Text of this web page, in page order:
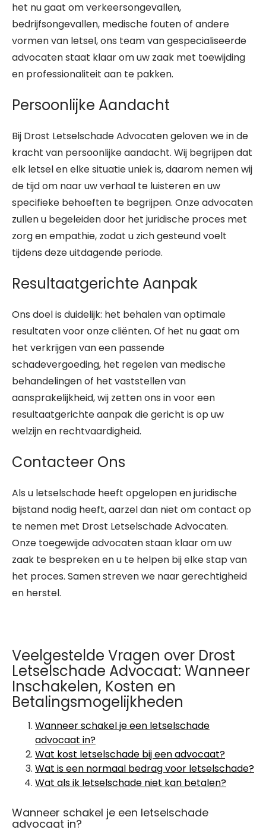
het nu gaat om verkeersongevallen,
bedrijfsongevallen, medische fouten of andere
vormen van letsel, ons team van gespecialiseerde
advocaten staat klaar om uw zaak met toewijding
en professionaliteit aan te pakken.
Persoonlijke Aandacht
Bij Drost Letselschade Advocaten geloven we in de
kracht van persoonlijke aandacht. Wij begrijpen dat
elk letsel en elke situatie uniek is, daarom nemen wij
de tijd om naar uw verhaal te luisteren en uw
specifieke behoeften te begrijpen. Onze advocaten
zullen u begeleiden door het juridische proces met
zorg en empathie, zodat u zich gesteund voelt
tijdens deze uitdagende periode.
Resultaatgerichte Aanpak
Ons doel is duidelijk: het behalen van optimale
resultaten voor onze cliënten. Of het nu gaat om
het verkrijgen van een passende
schadevergoeding, het regelen van medische
behandelingen of het vaststellen van
aansprakelijkheid, wij zetten ons in voor een
resultaatgerichte aanpak die gericht is op uw
welzijn en rechtvaardigheid.
Contacteer Ons
Als u letselschade heeft opgelopen en juridische
bijstand nodig heeft, aarzel dan niet om contact op
te nemen met Drost Letselschade Advocaten.
Onze toegewijde advocaten staan klaar om uw
zaak te bespreken en u te helpen bij elke stap van
het proces. Samen streven we naar gerechtigheid
en herstel.
Veelgestelde Vragen over Drost
Letselschade Advocaat: Wanneer
Inschakelen, Kosten en
Betalingsmogelijkheden
Wanneer schakel je een letselschade
advocaat in?
Wat kost letselschade bij een advocaat?
Wat is een normaal bedrag voor letselschade?
Wat als ik letselschade niet kan betalen?
Wanneer schakel je een letselschade
advocaat in?